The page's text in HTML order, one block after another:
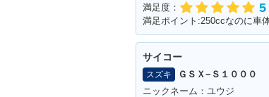
満足度：
5
サイコー
スズキ
ＧＳＸ−Ｓ１０００
ニックネーム：ユウジ